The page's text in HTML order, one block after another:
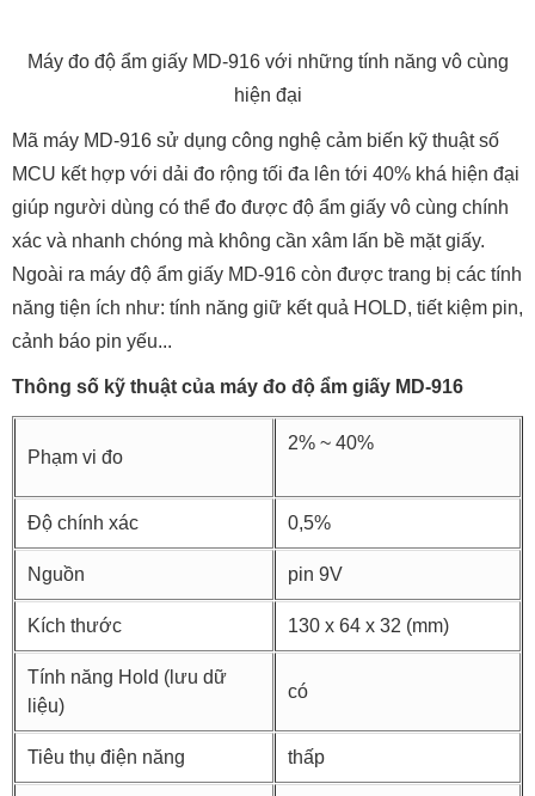
Máy đo độ ẩm giấy MD-916 với những tính năng vô cùng
hiện đại
Mã máy MD-916 sử dụng công nghệ cảm biến kỹ thuật số
MCU kết hợp với dải đo rộng tối đa lên tới 40% khá hiện đại
giúp người dùng có thể đo được độ ẩm giấy vô cùng chính
xác và nhanh chóng mà không cần xâm lấn bề mặt giấy.
Ngoài ra máy độ ẩm giấy MD-916 còn được trang bị các tính
năng tiện ích như: tính năng giữ kết quả HOLD, tiết kiệm pin,
cảnh báo pin yếu...
Thông số kỹ thuật của máy đo độ ẩm giấy MD-916
Phạm vi đo
2% ~ 40%
Độ chính xác 0,5%
Nguồn pin 9V
Kích thước 130 x 64 x 32 (mm)
Tính năng Hold (lưu dữ
liệu)
có
Tiêu thụ điện năng thấp